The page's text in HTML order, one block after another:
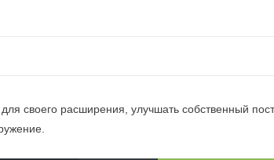
своего расширения, улучшать собственный